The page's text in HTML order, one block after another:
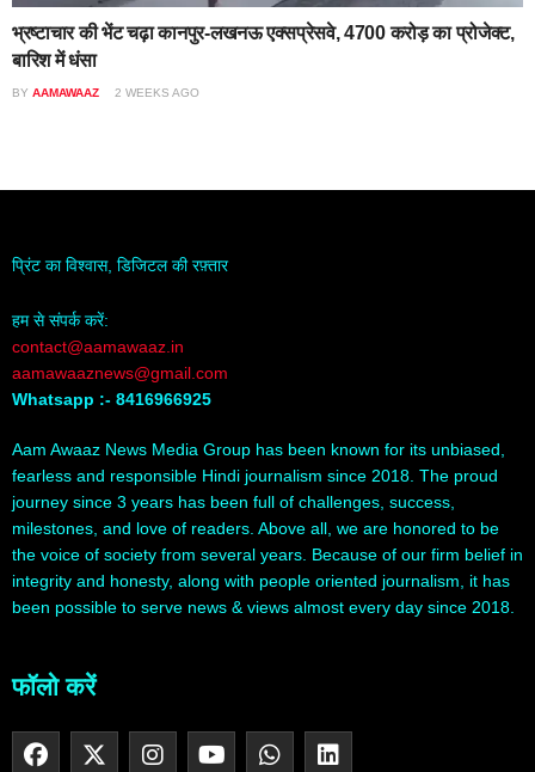
भ्रष्टाचार की भेंट चढ़ा कानपुर-लखनऊ एक्सप्रेसवे, 4700 करोड़ का प्रोजेक्ट,
बारिश में धंसा
BY AAMAWAAZ 2 WEEKS AGO
प्रिंट का विश्वास, डिजिटल की रफ़्तार
हम से संपर्क करें:
contact@aamawaaz.in
aamawaaznews@gmail.com
Whatsapp :- 8416966925
Aam Awaaz News Media Group has been known for its unbiased,
fearless and responsible Hindi journalism since 2018. The proud
journey since 3 years has been full of challenges, success,
milestones, and love of readers. Above all, we are honored to be
the voice of society from several years. Because of our firm belief in
integrity and honesty, along with people oriented journalism, it has
been possible to serve news & views almost every day since 2018.
फॉलो करें